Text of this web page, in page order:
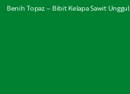
Benih Topaz – Bibit Kelapa Sawit Unggul